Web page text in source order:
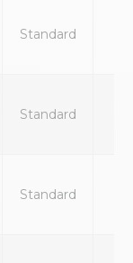
Standard
Standard
Standard